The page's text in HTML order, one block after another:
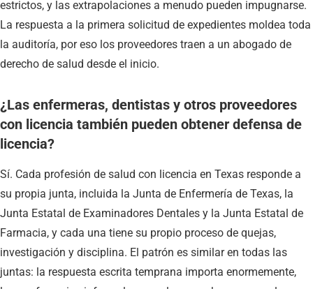
estrictos, y las extrapolaciones a menudo pueden impugnarse.
La respuesta a la primera solicitud de expedientes moldea toda
la auditoría, por eso los proveedores traen a un abogado de
derecho de salud desde el inicio.
¿Las enfermeras, dentistas y otros proveedores
con licencia también pueden obtener defensa de
licencia?
Sí. Cada profesión de salud con licencia en Texas responde a
su propia junta, incluida la Junta de Enfermería de Texas, la
Junta Estatal de Examinadores Dentales y la Junta Estatal de
Farmacia, y cada una tiene su propio proceso de quejas,
investigación y disciplina. El patrón es similar en todas las
juntas: la respuesta escrita temprana importa enormemente,